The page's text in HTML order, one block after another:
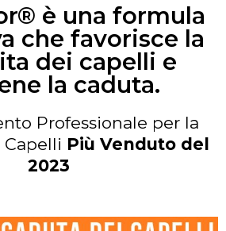
è una formula
che favorisce la
dei capelli e
la caduta.
Professionale per la
Più Venduto del
2023